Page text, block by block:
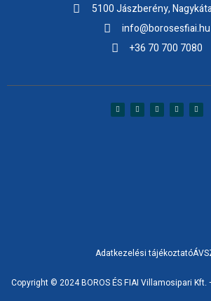
5100 Jászberény,
info@borosesfiai.hu
+36 70 700 7080
Adatkezelési tájékoztató
Copyright © 2024 BOROS ÉS FIAI Villamosipari